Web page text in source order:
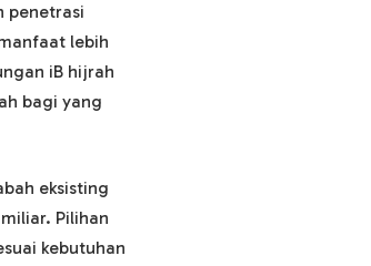
penetrasi
lebih
iB hijrah
bagi yang
eksisting
Pilihan
kebutuhan